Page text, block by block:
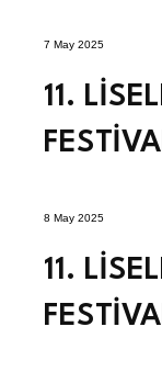
7 May 2025
11.
8 May 2025
11.